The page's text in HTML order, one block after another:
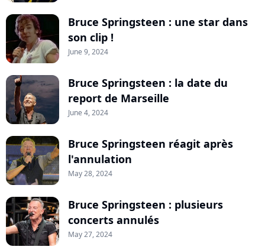
Bruce Springsteen : une star dans
son clip !
June 9, 2024
Bruce Springsteen : la date du
report de Marseille
June 4, 2024
Bruce Springsteen réagit après
l'annulation
May 28, 2024
Bruce Springsteen : plusieurs
concerts annulés
May 27, 2024